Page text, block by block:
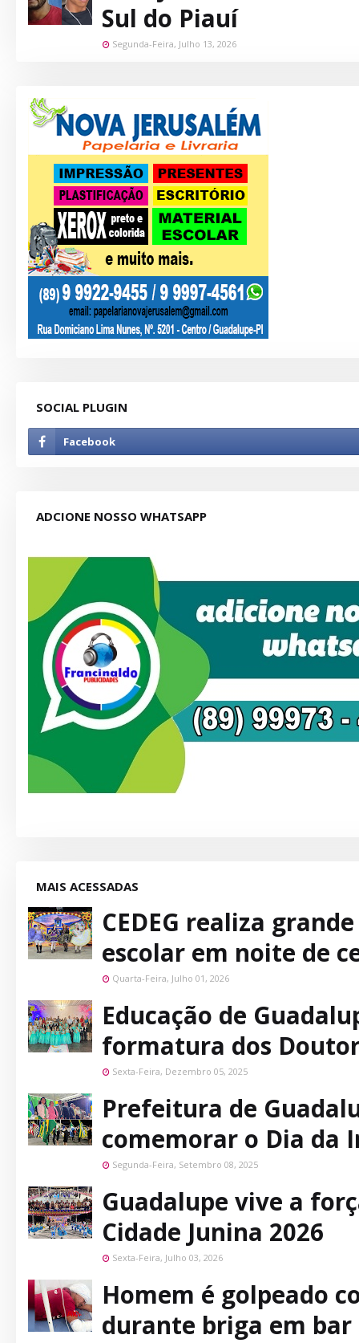
Sul do Piauí
Segunda-Feira, Julho 13, 2026
SOCIAL PLUGIN
ADCIONE NOSSO WHATSAPP
MAIS ACESSADAS
CEDEG realiza
escolar em noite de
Quarta-Feira, Julho 01, 2026
Educação de
formatura dos
Sexta-Feira, Dezembro 05, 2025
Prefeitura de
comemorar o Dia da
Segunda-Feira, Setembro 08, 2025
Guadalupe vive a
Cidade Junina 2026
Sexta-Feira, Julho 03, 2026
Homem é golpeado
durante briga em